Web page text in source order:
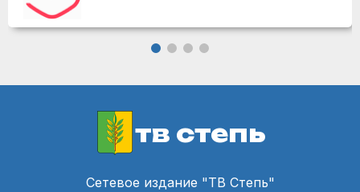
тв степь
Сетевое издание "ТВ Степь"